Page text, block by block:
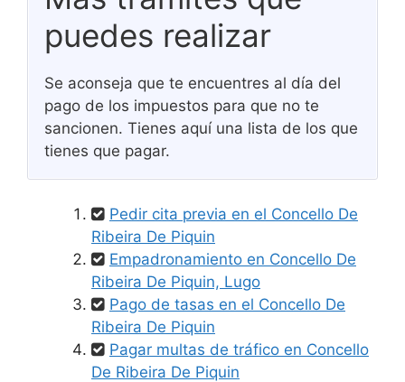
puedes realizar
Se aconseja que te encuentres al día del
pago de los impuestos para que no te
sancionen. Tienes aquí una lista de los que
tienes que pagar.
Pedir cita previa en el Concello De
Ribeira De Piquin
Empadronamiento en Concello De
Ribeira De Piquin, Lugo
Pago de tasas en el Concello De
Ribeira De Piquin
Pagar multas de tráfico en Concello
De Ribeira De Piquin